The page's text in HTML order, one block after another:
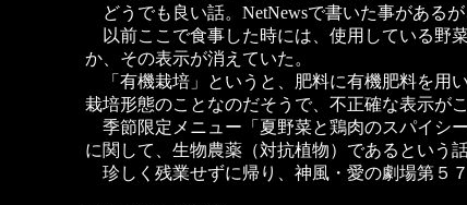
どうでも良い話。NetNewsで書いた事がある
以前ここで食事した時には、使用している野
か、その表示が消えていた。
「有機栽培」というと、肥料に有機肥料を用
栽培形態のことなのだそうで、不正確な表示が
季節限定メニュー「夏野菜と鶏肉のスパイシ
に関して、生物農薬（対抗植物）であるという
珍しく残業せずに帰り、神風・愛の劇場第５７